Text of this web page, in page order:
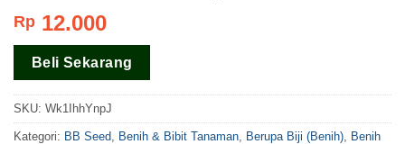
Rp 12.000
Beli Sekarang
SKU: Wk1IhhYnpJ
Kategori: BB Seed Benih & Bibit Tanaman Berupa Biji (Benih) Benih